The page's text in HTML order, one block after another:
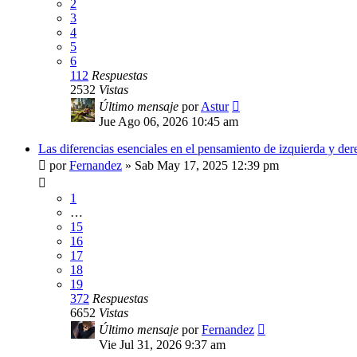
2
3
4
5
6
112 Respuestas
2532 Vistas
Último mensaje porAstur
Jue Ago 06, 2026 10:45 am
Las diferencias esenciales en el pensamiento de izquierda y
porFernandez » Sab May 17, 2025 12:39 pm
1
…
15
16
17
18
19
372 Respuestas
6652 Vistas
Último mensaje porFernandez
Vie Jul 31, 2026 9:37 am